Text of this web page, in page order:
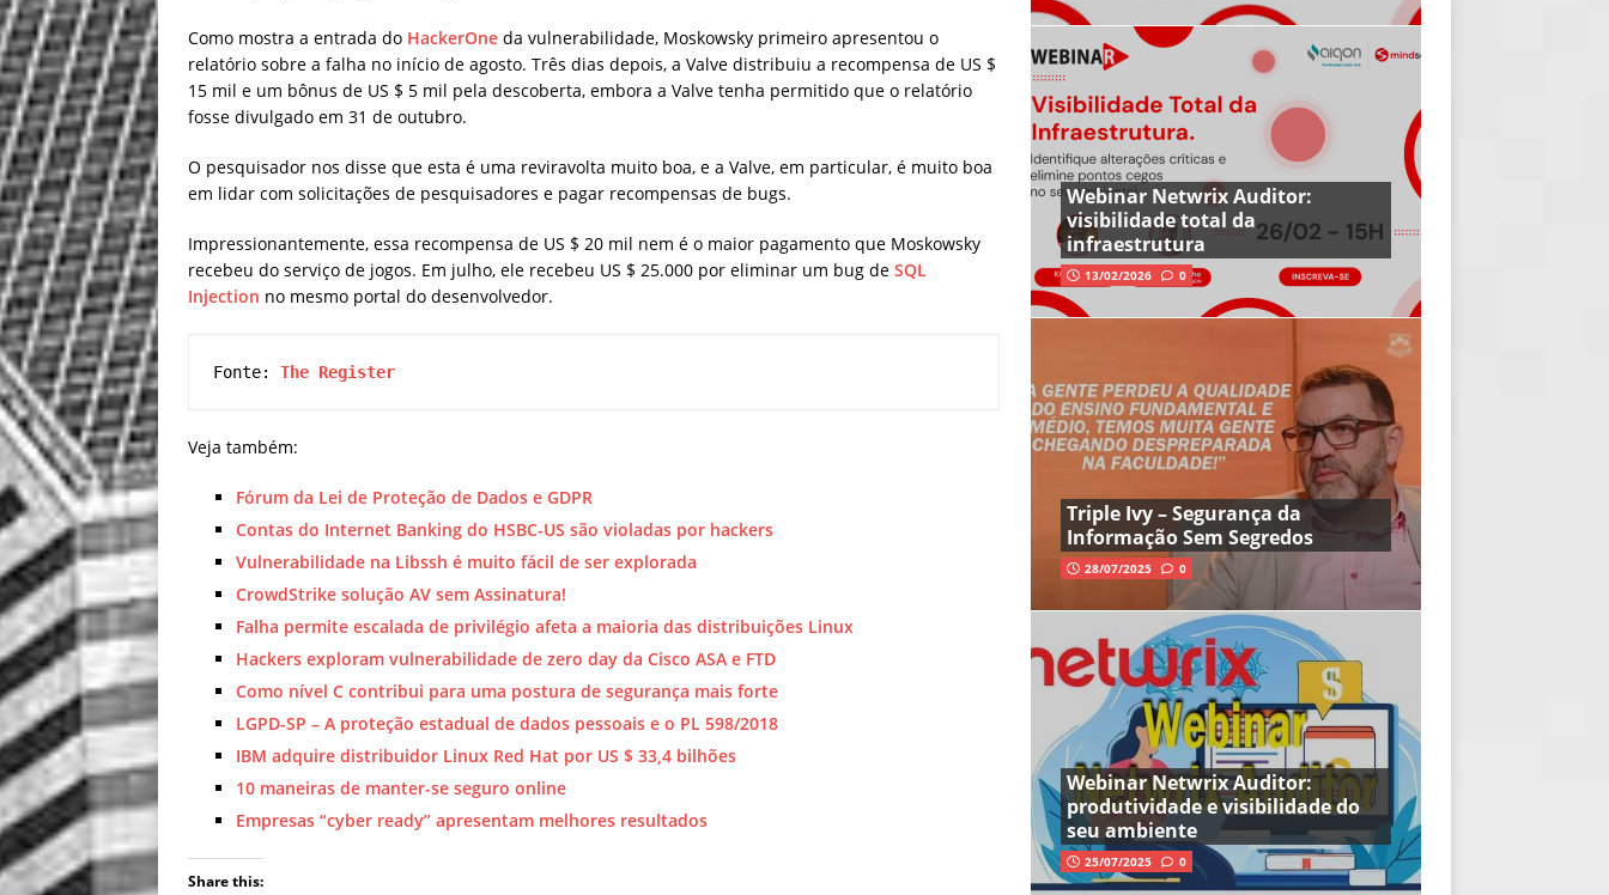
Como mostra a entrada do HackerOne da vulnerabilidade, Moskowsky primeiro apresentou o
relatório sobre a falha no início de agosto. Três dias depois, a Valve distribuiu a recompensa de US $
15 mil e um bônus de US $ 5 mil pela descoberta, embora a Valve tenha permitido que o relatório
fosse divulgado em 31 de outubro.
O pesquisador nos disse que esta é uma reviravolta muito boa, e a Valve, em particular, é muito boa
em lidar com solicitações de pesquisadores e pagar recompensas de bugs.
Impressionantemente, essa recompensa de US $ 20 mil nem é o maior pagamento que Moskowsky
recebeu do serviço de jogos. Em julho, ele recebeu US $ 25.000 por eliminar um bug de SQL
Injection no mesmo portal do desenvolvedor.
Fonte: The Register
Veja também:
Fórum da Lei de Proteção de Dados e GDPR
Contas do Internet Banking do HSBC-US são violadas por hackers
Vulnerabilidade na Libssh é muito fácil de ser explorada
CrowdStrike solução AV sem Assinatura!
Falha permite escalada de privilégio afeta a maioria das distribuições Linux
Hackers exploram vulnerabilidade de zero day da Cisco ASA e FTD
Como nível C contribui para uma postura de segurança mais forte
LGPD-SP – A proteção estadual de dados pessoais e o PL 598/2018
IBM adquire distribuidor Linux Red Hat por US $ 33,4 bilhões
10 maneiras de manter-se seguro online
Empresas “cyber ready” apresentam melhores resultados
Share this:
Webinar Netwrix Auditor:
visibilidade total da
infraestrutura
13/02/2026 0
Triple Ivy – Segurança da
Informação Sem Segredos
28/07/2025 0
Webinar Netwrix Auditor:
produtividade e visibilidade do
seu ambiente
25/07/2025 0